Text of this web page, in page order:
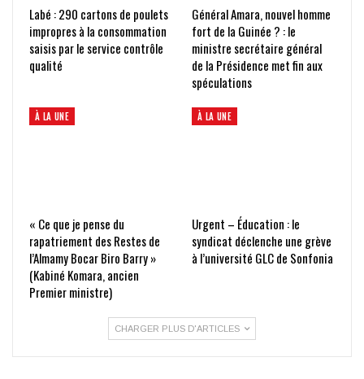
Labé : 290 cartons de poulets
impropres à la consommation
saisis par le service contrôle
qualité
Général Amara, nouvel homme
fort de la Guinée ? : le
ministre secrétaire général
de la Présidence met fin aux
spéculations
À LA UNE
« Ce que je pense du
rapatriement des Restes de
l’Almamy Bocar Biro Barry »
(Kabiné Komara, ancien
Premier ministre)
À LA UNE
Urgent – Éducation : le
syndicat déclenche une grève
à l’université GLC de Sonfonia
CHARGER PLUS D'ARTICLES